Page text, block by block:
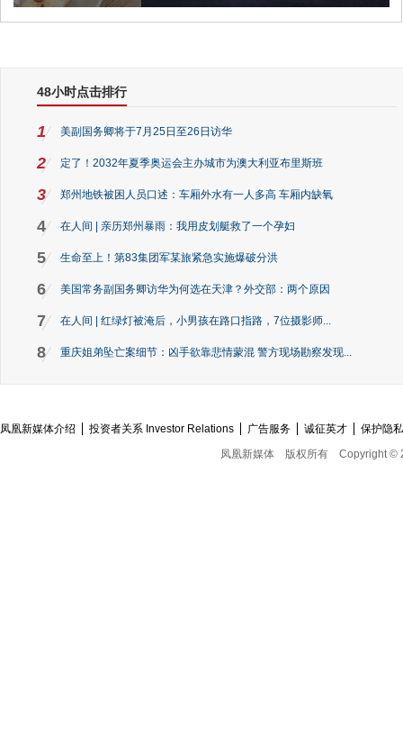
48小时点击排行
1 美副国务卿将于7月25日至26日访华
2 定了！2032年夏季奥运会主办城市为澳大利亚布里斯班
3 郑州地铁被困人员口述：车厢外水有一人多高 车厢内缺氧
4 在人间 | 亲历郑州暴雨：我用皮划艇救了一个孕妇
5 生命至上！第83集团军某旅紧急实施爆破分洪
6 美国常务副国务卿访华为何选在天津？外交部：两个原因
7 在人间 | 红绿灯被淹后，小男孩在路口指路，7位摄影师...
8 重庆姐弟坠亡案细节：凶手欲靠悲情蒙混 警方现场勘察发现...
凤凰新媒体介绍 投资者关系 Investor Relations 广告服务 诚征英才
保护隐
凤凰新媒体
版权所有 Copyright ©